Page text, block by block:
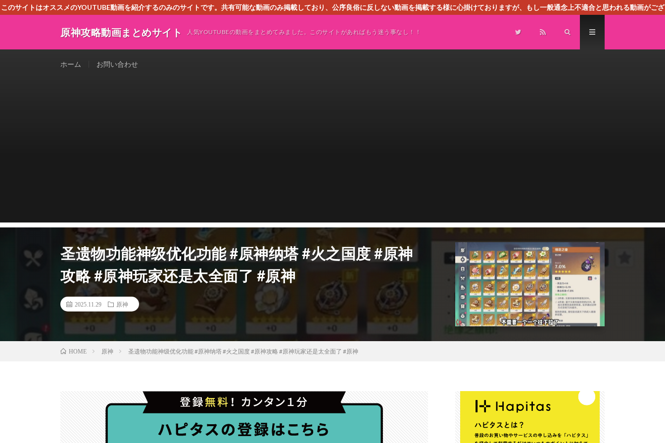
このサイトはオススメのYOUTUBE動画を紹介するのみのサイトです。共有可能な動画のみ掲載しており、公序良俗に反しない動画を掲載する様に心掛けておりますが、もし一般通念上不適合と思われる動画がござ
原神攻略動画まとめサイト 人気YOUTUBEの動画をまとめてみました。このサイトがあればもう迷う事なし！！
ホーム お問い合わせ
圣遗物功能神级优化功能 #原神纳塔 #火之国度 #原神
攻略 #原神玩家还是太全面了 #原神
2025.11.29 原神
HOME 原神 圣遗物功能神级优化功能 #原神纳塔 #火之国度 #原神攻略 #原神玩家还是太全面了 #原神